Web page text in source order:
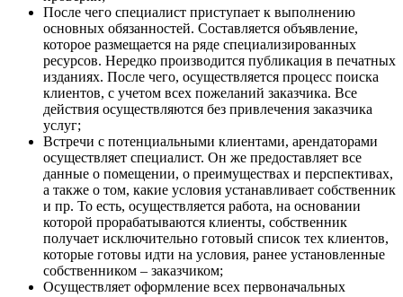
После чего специалист приступает к выполнению
основных обязанностей. Составляется объявление,
которое размещается на ряде специализированных
ресурсов. Нередко производится публикация в печатных
изданиях. После чего, осуществляется процесс поиска
клиентов, с учетом всех пожеланий заказчика. Все
действия осуществляются без привлечения заказчика
услуг;
Встречи с потенциальными клиентами, арендаторами
осуществляет специалист. Он же предоставляет все
данные о помещении, о преимуществах и перспективах,
а также о том, какие условия устанавливает собственник
и пр. То есть, осуществляется работа, на основании
которой прорабатываются клиенты, собственник
получает исключительно готовый список тех клиентов,
которые готовы идти на условия, ранее установленные
собственником – заказчиком;
Осуществляет оформление всех первоначальных